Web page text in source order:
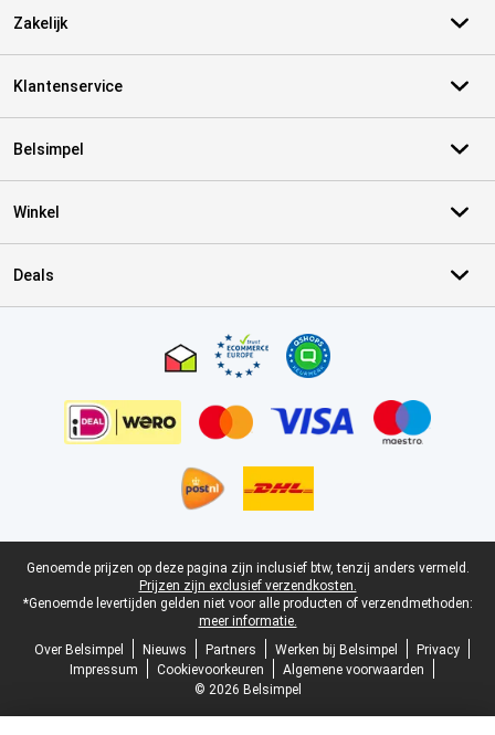
Zakelijk
Klantenservice
Belsimpel
Winkel
Deals
Juridische voettekst
Genoemde prijzen op deze pagina zijn inclusief btw, tenzij anders vermeld.
Prijzen zijn exclusief verzendkosten.
*Genoemde levertijden gelden niet voor alle producten of verzendmethoden:
meer informatie.
Over Belsimpel
Nieuws Partners Werken bij Belsimpel
Privacy
Impressum
Cookievoorkeuren
Algemene voorwaarden
© 2026 Belsimpel